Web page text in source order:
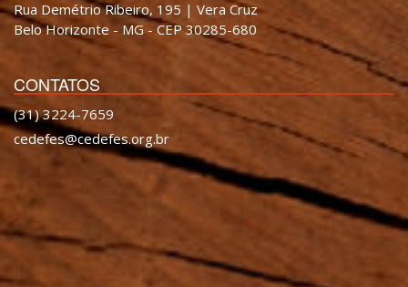
Rua Demétrio Ribeiro, 195 | Vera Cruz
Belo Horizonte - MG - CEP 30285-680
CONTATOS
(31) 3224-7659
cedefes@cedefes.org.br